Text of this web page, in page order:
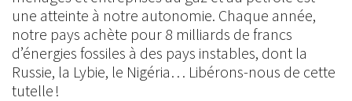
une atteinte à notre autonomie. Chaque année,
notre pays achète pour 8 milliards de francs
d’énergies fossiles à des pays instables, dont la
Russie, la Lybie, le Nigéria… Libérons-nous de cette
tutelle !